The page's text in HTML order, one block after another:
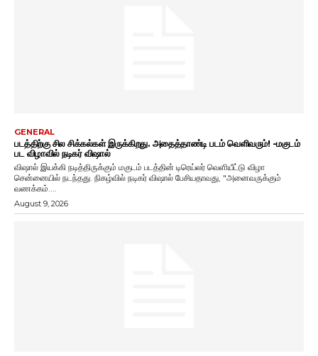
GENERAL
படத்திற்கு சில சிக்கல்கள் இருக்கிறது. அதைத்தாண்டி படம் வெளிவரும்! -மகுடம்
பட விழாவில் நடிகர் விஷால்
விஷால் இயக்கி நடித்திருக்கும் மகுடம் படத்தின் டிரெய்லர் வெளியீட்டு விழா
சென்னையில் நடந்தது. நிகழ்வில் நடிகர் விஷால் பேசியதாவது, "அனைவருக்கும்
வணக்கம்....
August 9, 2026